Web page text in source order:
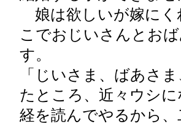
娘は欲しいが嫁にく
こでおじいさんとお
す。
「じいさま、ばあさ
たところ、近々ウシ
経を読んでやるから